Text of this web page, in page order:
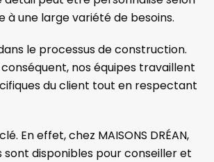
à une large variété de besoins.
le processus de construction.
nos équipes travaillent
du client tout en respectant
En effet, chez MAISONS DRÉAN,
sont disponibles pour conseiller et